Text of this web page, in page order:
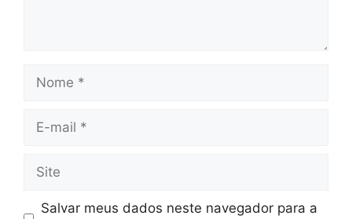
Nome
Site
Salvar meus dados neste navegador para a